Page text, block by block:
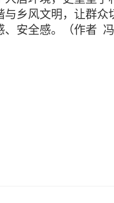
与乡风文明，让群众
、安全感。（作者